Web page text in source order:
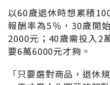
以60歲退休時想累積
報酬率為5％，30歲開
2000元；40歲需投入2
要6萬6000元才夠。
「只要選對商品，退休